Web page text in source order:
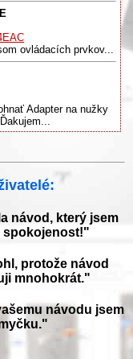
ovládacích prvkov...
Adapter na nužky
návod, který jsem
spokojenost!"
protože návod
mnohokrát."
návodu jsem